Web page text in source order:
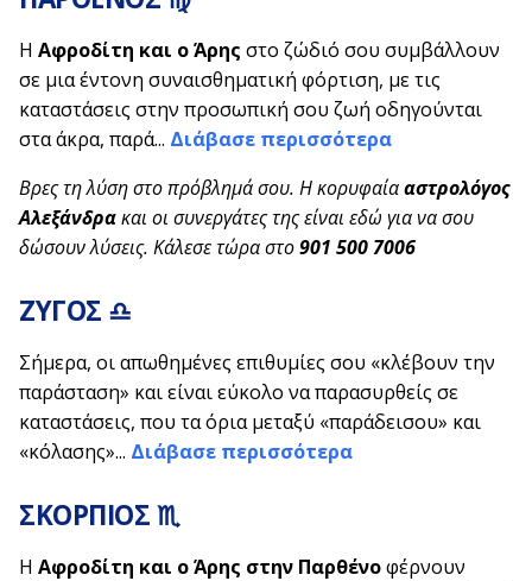
Η Αφροδίτη και ο Άρης στο ζώδιό σου συμβάλλουν
σε μια έντονη συναισθηματική φόρτιση, με τις
καταστάσεις στην προσωπική σου ζωή οδηγούνται
στα άκρα, παρά... Διάβασε περισσότερα
Βρες τη λύση στο πρόβλημά σου. Η κορυφαίααστρολόγος
Αλεξάνδρακαι οι συνεργάτες της είναι εδώ για να σου
δώσουν λύσεις. Κάλεσε τώρα στο901 500 7006
ΖΥΓΟΣ ♎
Σήμερα, οι απωθημένες επιθυμίες σου «κλέβουν την
παράσταση» και είναι εύκολο να παρασυρθείς σε
καταστάσεις, που τα όρια μεταξύ «παράδεισου» και
«κόλασης»... Διάβασε περισσότερα
ΣΚΟΡΠΙΟΣ ♏
Η Αφροδίτη και ο Άρης στην Παρθένοφέρνουν